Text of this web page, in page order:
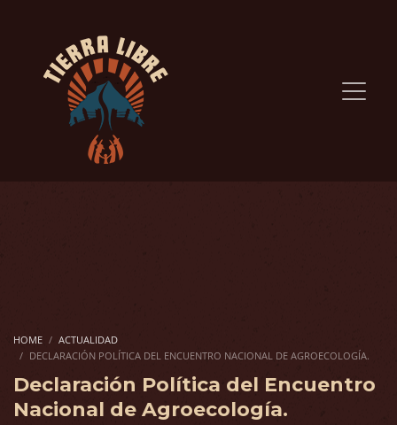
HOME
ACTUALIDAD
DECLARACIÓN POLÍTICA DEL ENCUENTRO NACIONAL DE AGROECOLOGÍA.
Declaración Política del Encuentro
Nacional de Agroecología.